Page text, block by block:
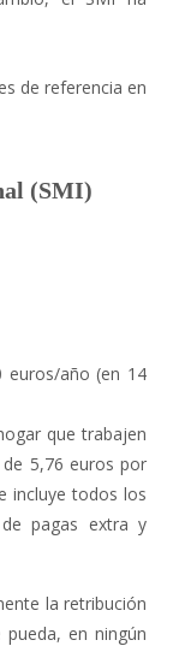
de referencia en
(SMI)
euros/año (en 14
que trabajen
5,76 euros por
incluye todos los
pagas extra y
la retribución
en ningún